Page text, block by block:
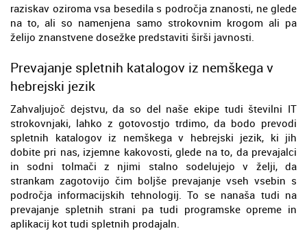
raziskav oziroma vsa besedila s področja znanosti, ne glede
na to, ali so namenjena samo strokovnim krogom ali pa
želijo znanstvene dosežke predstaviti širši javnosti.
Prevajanje spletnih katalogov iz nemškega v
hebrejski jezik
Zahvaljujoč dejstvu, da so del naše ekipe tudi številni IT
strokovnjaki, lahko z gotovostjo trdimo, da bodo prevodi
spletnih katalogov iz nemškega v hebrejski jezik, ki jih
dobite pri nas, izjemne kakovosti, glede na to, da prevajalci
in sodni tolmači z njimi stalno sodelujejo v želji, da
strankam zagotovijo čim boljše prevajanje vseh vsebin s
področja informacijskih tehnologij. To se nanaša tudi na
prevajanje spletnih strani pa tudi programske opreme in
aplikacij kot tudi spletnih prodajaln.